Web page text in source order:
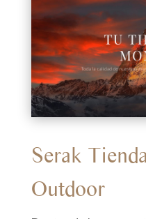
Serak Tienda
Outdoor